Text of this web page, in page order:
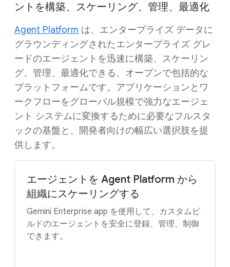
ントを構築、スケーリング、管理、最適化
Agent Platform は、エンタープライズ データに
グラウンディングされたエンタープライズ グレ
ードのエージェントを迅速に構築、スケーリン
グ、管理、最適化できる、オープンで包括的な
プラットフォームです。アプリケーションとワ
ークフローをグローバル規模で強力なエージェ
ント システムに変換するために必要なフルスタ
ックの基盤と、開発者向けの幅広い選択肢を提
供します。
エージェントを Agent Platform から
組織にスケーリングする
Gemini Enterprise app を使用して、カスタムビ
ルドのエージェントを安全に登録、管理、制御
できます。